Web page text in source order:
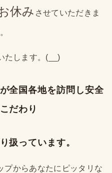
休み させていただきま
たします。(__)
全国各地を訪問し安全
だわり
扱っています。
プからあなたにピッタリな